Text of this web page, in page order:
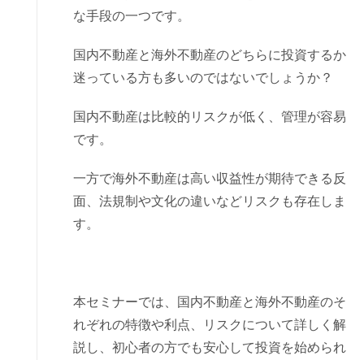
な手段の一つです。
国内不動産と海外不動産のどちらに投資するか
迷っている方も多いのではないでしょうか？
国内不動産は比較的リスクが低く、管理が容易
です。
一方で海外不動産は高い収益性が期待できる反
面、法規制や文化の違いなどリスクも存在しま
す。
本セミナーでは、国内不動産と海外不動産のそ
れぞれの特徴や利点、リスクについて詳しく解
説し、初心者の方でも安心して投資を始められ